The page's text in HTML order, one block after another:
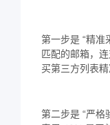
第一步是 “精准
匹配的邮箱，
买第三方列表精
第二步是 “严格